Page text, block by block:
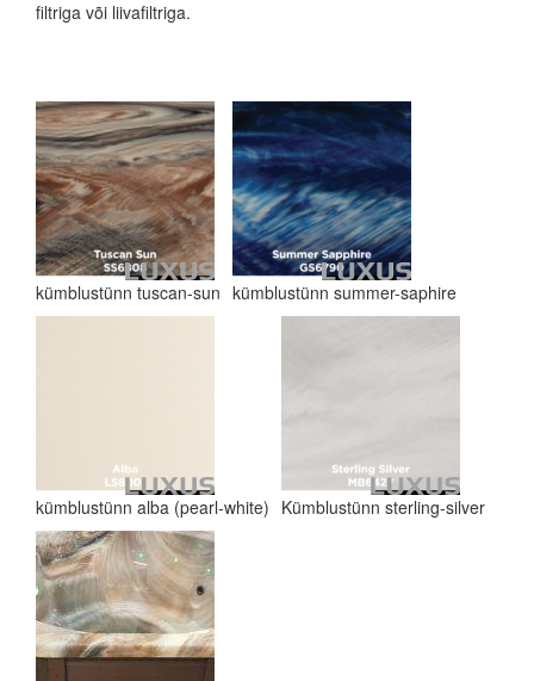
filtriga või liivafiltriga.
kümblustünn tuscan-sun kümblustünn summer-saphire
kümblustünn alba (pearl-white) Kümblustünn sterling-silver